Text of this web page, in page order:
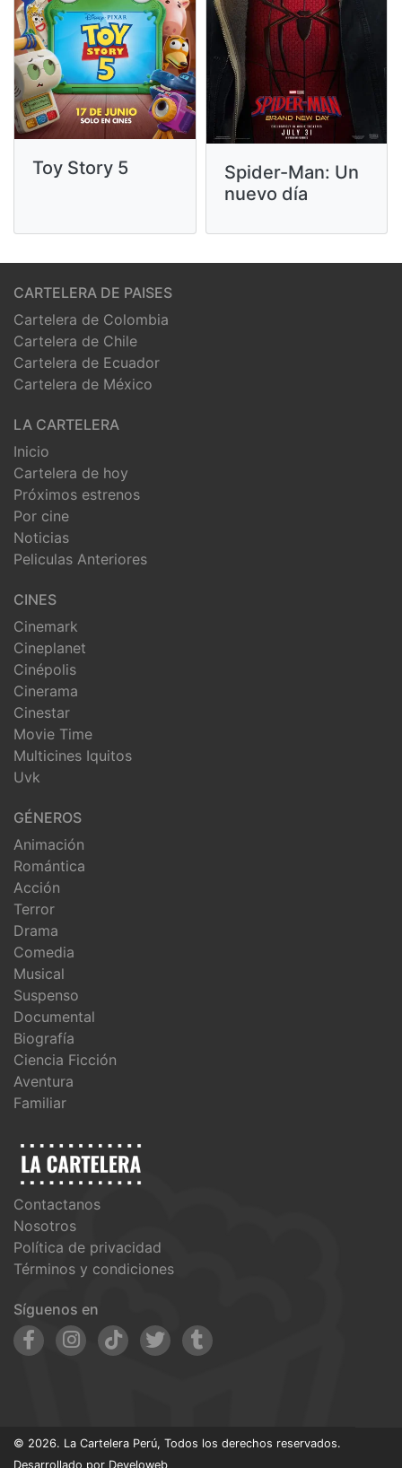
Toy Story 5
Spider-Man: Un
nuevo día
CARTELERA DE PAISES
Cartelera de Colombia
Cartelera de Chile
Cartelera de Ecuador
Cartelera de México
LA CARTELERA
Inicio
Cartelera de hoy
Próximos estrenos
Por cine
Noticias
Peliculas Anteriores
CINES
Cinemark
Cineplanet
Cinépolis
Cinerama
Cinestar
Movie Time
Multicines Iquitos
Uvk
GÉNEROS
Animación
Romántica
Acción
Terror
Drama
Comedia
Musical
Suspenso
Documental
Biografía
Ciencia Ficción
Aventura
Familiar
Contactanos
Nosotros
Política de privacidad
Términos y condiciones
Síguenos en
© 2026. La Cartelera Perú, Todos los derechos reservados.
Desarrollado por Develoweb